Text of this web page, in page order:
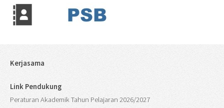
Kerjasama
Link Pendukung
Peraturan Akademik Tahun Pelajaran 2026/2027